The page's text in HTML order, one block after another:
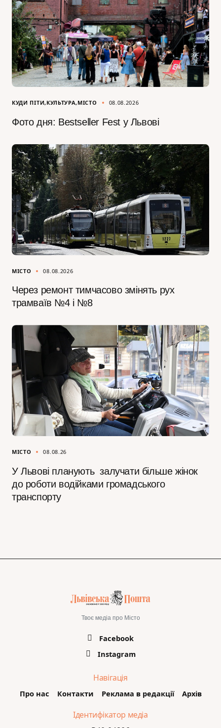
КУДИ ПІТИ КУЛЬТУРА МІСТО 08.08.2026
Фото дня: Bestseller Fest у Львові
МІСТО 08.08.2026
Через ремонт тимчасово змінять рух
трамваїв №4 і №8
МІСТО 08.08.26
У Львові планують залучати більше жінок
до роботи водійками громадського
транспорту
Твоє медіа про Місто
Facebook
Instagram
Навігація
Про нас Контакти Реклама в редакції Архів
Ідентифікатор медіа